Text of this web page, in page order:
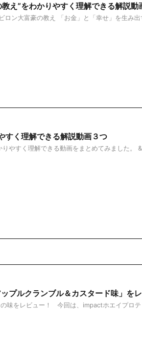
え”をわかりやすく理解できる解説動
ロン大富豪の教え 「お金」と「幸せ」を生み
すく理解できる解説動画３つ
やすく理解できる動画をまとめてみました。
プルクランブル＆カスタード味」を
味をレビュー！ 今回は、impactホエイプロテ